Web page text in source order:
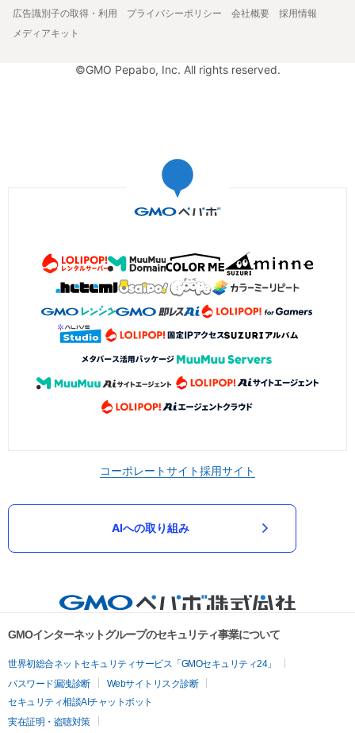
広告識別子の取得・利用
プライバシーポリシー 会社概要
採用情報
メディアキット
©GMO Pepabo, Inc. All rights reserved.
コーポレートサイト採用サイト
AIへの取り組み
GMOインターネットグループのセキュリティ事業について
世界初総合ネットセキュリティサービス「GMOセキュリティ24」
パスワード漏洩診断
Webサイトリスク診断
セキュリティ相談AIチャットボット
実在証明・盗聴対策